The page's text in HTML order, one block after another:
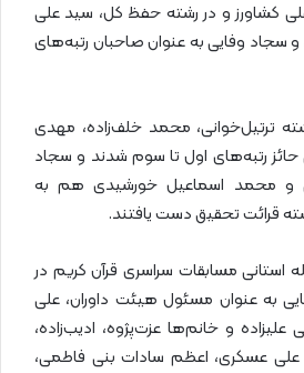
کشاورز و در رشته حفظ کل، سید علی
وفایی به عنوان صاحبان رتبه‌های
ترتیل‌خوانی، محمد خلف‌زاده، مهدی
رتبه‌های اول تا سوم شدند و سجاد
و محمد اسماعیل خورشیدی هم به
قرائت تحقیق دست یافتند.
استانی مسابقات سراسری قرآن کریم در
به عنوان مسئول هیئت داوران، علی
و خانم‌ها عزت‌پژوه، ادیب‌زاده،
عسکری، اعظم سادات بنی فاطمی،